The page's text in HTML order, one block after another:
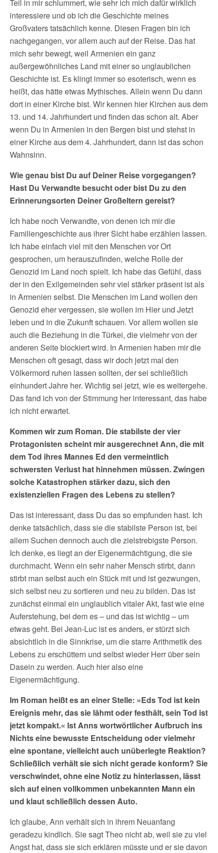
Teil in mir schlummert, wie sehr ich mich dafür wirklich
interessiere und ob ich die Geschichte meines
Großvaters tatsächlich kenne. Diesen Fragen bin ich
nachgegangen, vor allem auch auf der Reise. Das hat
mich sehr bewegt, weil Armenien ein ganz
außergewöhnliches Land mit einer so unglaublichen
Geschichte ist. Es klingt immer so esoterisch, wenn es
heißt, das hätte etwas Mythisches. Allein wenn Du dann
dort in einer Kirche bist. Wir kennen hier Kirchen aus dem
13. und 14. Jahrhundert und finden das schon alt. Aber
wenn Du in Armenien in den Bergen bist und stehst in
einer Kirche aus dem 4. Jahrhundert, dann ist das schon
Wahnsinn.
Wie genau bist Du auf Deiner Reise vorgegangen?
Hast Du Verwandte besucht oder bist Du zu den
Erinnerungsorten Deiner Großeltern gereist?
Ich habe noch Verwandte, von denen ich mir die
Familiengeschichte aus ihrer Sicht habe erzählen lassen.
Ich habe einfach viel mit den Menschen vor Ort
gesprochen, um herauszufinden, welche Rolle der
Genozid im Land noch spielt. Ich habe das Gefühl, dass
der in den Exilgemeinden sehr viel stärker präsent ist als
in Armenien selbst. Die Menschen im Land wollen den
Genozid eher vergessen, sie wollen im Hier und Jetzt
leben und in die Zukunft schauen. Vor allem wollen sie
auch die Beziehung in die Türkei, die vielmehr von der
anderen Seite blockiert wird. In Armenien haben mir die
Menschen oft gesagt, dass wir doch jetzt mal den
Völkermord ruhen lassen sollten, der sei schließlich
einhundert Jahre her. Wichtig sei jetzt, wie es weitergehe.
Das fand ich von der Stimmung her interessant, das habe
ich nicht erwartet.
Kommen wir zum Roman. Die stabilste der vier
Protagonisten scheint mir ausgerechnet Ann, die mit
dem Tod ihres Mannes Ed den vermeintlich
schwersten Verlust hat hinnehmen müssen. Zwingen
solche Katastrophen stärker dazu, sich den
existenziellen Fragen des Lebens zu stellen?
Das ist interessant, dass Du das so empfunden hast. Ich
denke tatsächlich, dass sie die stabilste Person ist, bei
allem Suchen dennoch auch die zielstrebigste Person.
Ich denke, es liegt an der Eigenermächtigung, die sie
durchmacht. Wenn ein sehr naher Mensch stirbt, dann
stirbt man selbst auch ein Stück mit und ist gezwungen,
sich selbst neu zu sortieren und neu zu bilden. Das ist
zunächst einmal ein unglaublich vitaler Akt, fast wie eine
Auferstehung, bei dem es – und das ist wichtig – um
etwas geht. Bei Jean-Luc ist es anders, er stürzt sich
absichtlich in die Sinnkrise, um die starre Arithmetik des
Lebens zu erschüttern und selbst wieder Herr über sein
Dasein zu werden. Auch hier also eine
Eigenermächtigung.
Im Roman heißt es an einer Stelle: »Eds Tod ist kein
Ereignis mehr, das sie lähmt oder festhält, sein Tod ist
jetzt kompakt.« Ist Anns wortwörtlicher Aufbruch ins
Nichts eine bewusste Entscheidung oder vielmehr
eine spontane, vielleicht auch unüberlegte Reaktion?
Schließlich verhält sie sich nicht gerade konform? Sie
verschwindet, ohne eine Notiz zu hinterlassen, lässt
sich auf einen vollkommen unbekannten Mann ein
und klaut schließlich dessen Auto.
Ich glaube, Ann verhält sich in ihrem Neuanfang
geradezu kindlich. Sie sagt Theo nicht ab, weil sie zu viel
Angst hat, dass sie sich erklären müsste und er sie davon